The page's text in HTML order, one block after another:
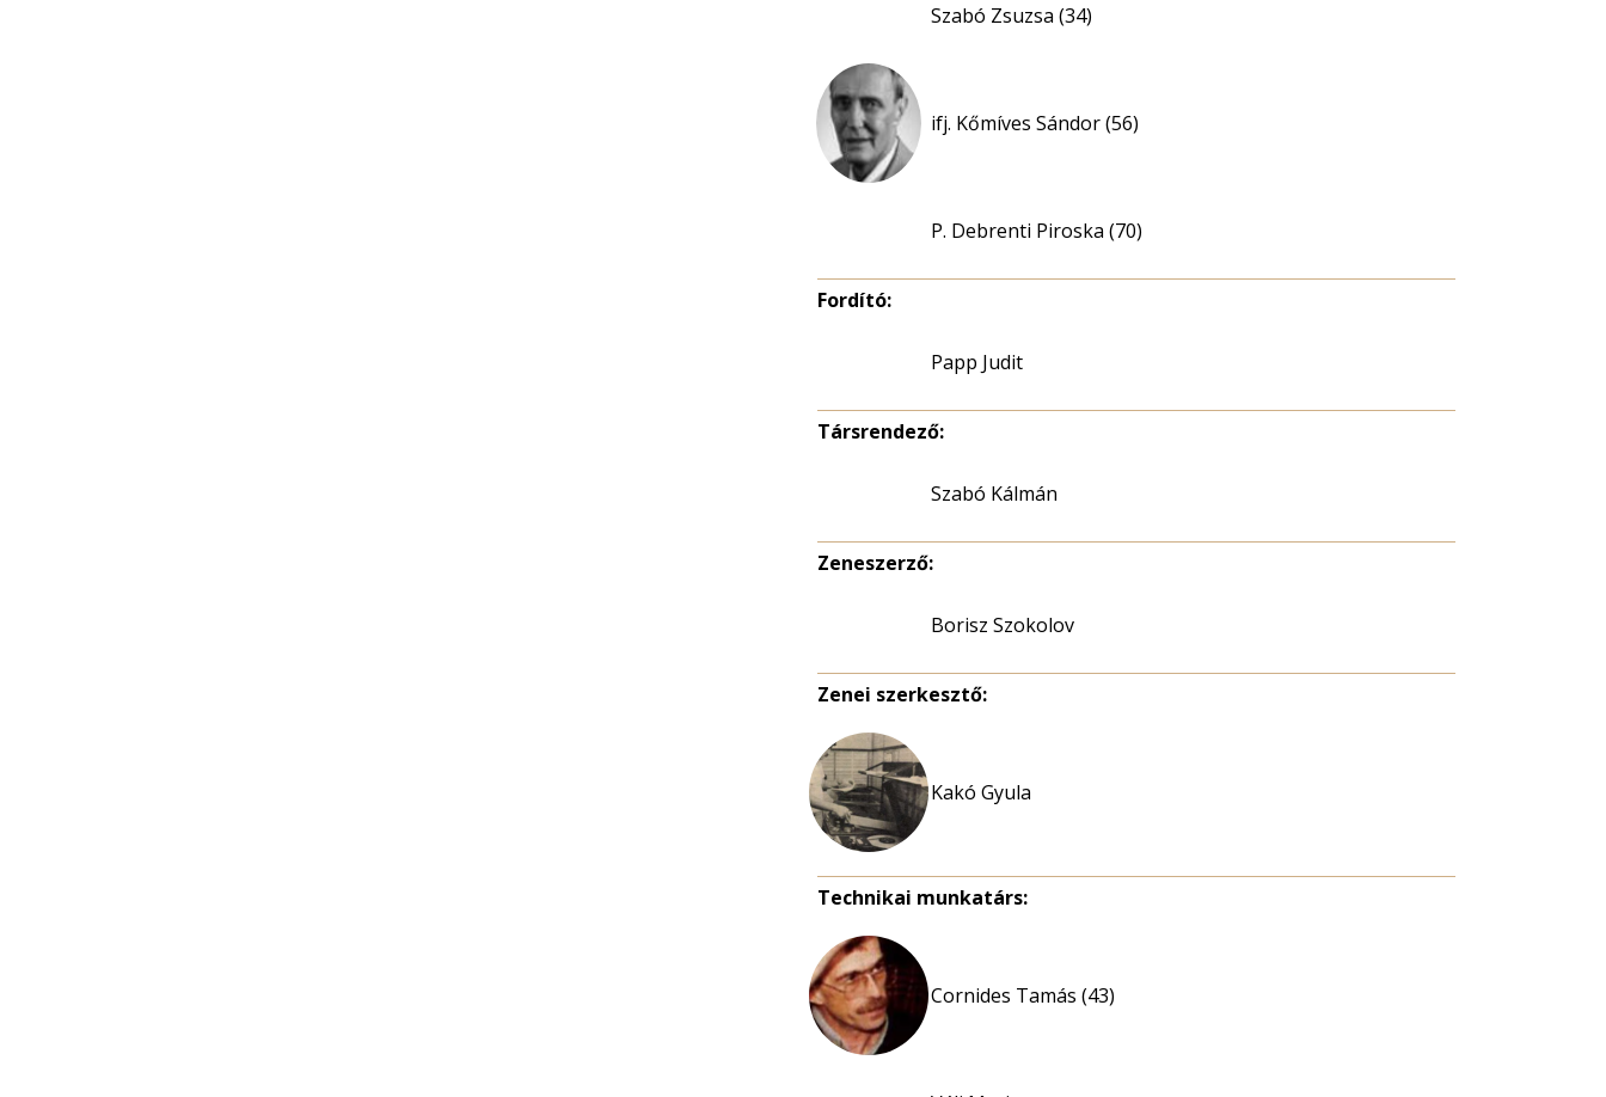
Szabó Zsuzsa (34)
ifj. Kőmíves Sándor (56)
P. Debrenti Piroska (70)
Fordító:
Papp Judit
Társrendező:
Szabó Kálmán
Zeneszerző:
Borisz Szokolov
Zenei szerkesztő:
Kakó Gyula
Technikai munkatárs:
Cornides Tamás (43)